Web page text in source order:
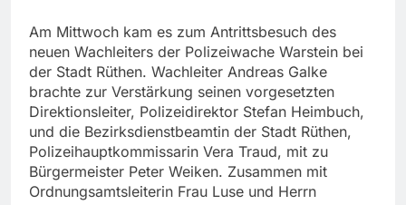
Am Mittwoch kam es zum Antrittsbesuch des
neuen Wachleiters der Polizeiwache Warstein bei
der Stadt Rüthen. Wachleiter Andreas Galke
brachte zur Verstärkung seinen vorgesetzten
Direktionsleiter, Polizeidirektor Stefan Heimbuch,
und die Bezirksdienstbeamtin der Stadt Rüthen,
Polizeihauptkommissarin Vera Traud, mit zu
Bürgermeister Peter Weiken. Zusammen mit
Ordnungsamtsleiterin Frau Luse und Herrn